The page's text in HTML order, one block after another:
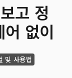
고 정
없이
및 사용법